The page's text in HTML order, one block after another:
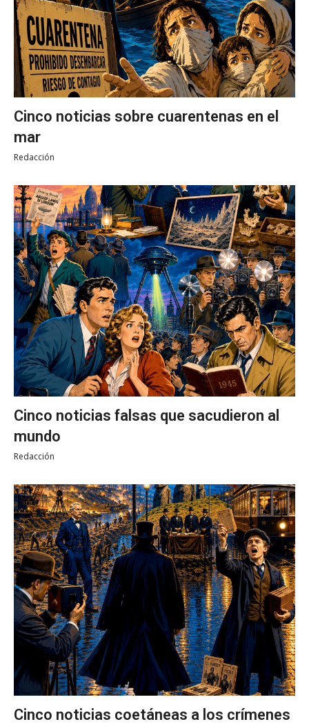
Cinco noticias sobre cuarentenas en el
mar
Redacción
Cinco noticias falsas que sacudieron al
mundo
Redacción
Cinco noticias coetáneas a los crímenes